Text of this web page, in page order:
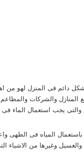
بشكل دائم فى المنزل لهو من
المنازل والشركات
والتى يجب استعمال الماء فى
المياه فى الطهى
والغسيل وغيرها من الاشياء